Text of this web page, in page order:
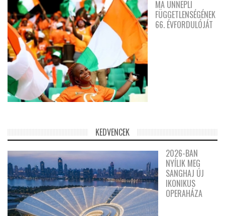
MA ÜNNEPLI
FÜGGETLENSÉGÉNEK
66. ÉVFORDULÓJÁT
KEDVENCEK
2026-BAN
NYÍLIK MEG
SANGHAJ ÚJ
IKONIKUS
OPERAHÁZA